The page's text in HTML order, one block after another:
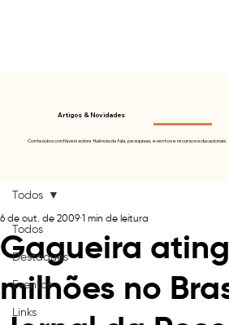
Artigos & Novidades
Conteúdos confiáveis sobre fluência da fala, pesquisas, eventos e recursos educacionais
Todos
Destaques
Eventos
Links
Todos
Gagueira
milhões no
6 de out. de 2009 1 min de leitura